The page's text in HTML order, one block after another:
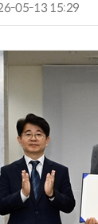
05-13 15:29